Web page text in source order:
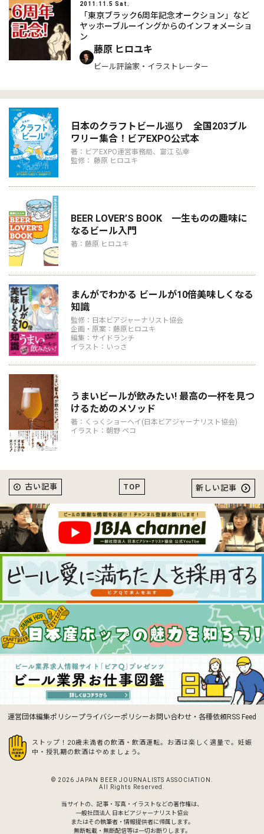
2011.11.5 Sat.
「東京ブラック6周年記念オークション」など
ヤッホーブルーイングからのインフォメーショ
ン
藤原 ヒロユキ
ビール評論家・イラストレーター
日本のクラフトビール巡り 全国203ブル
ワリー集合！ビアEXPO公式本
著：ビアEXPO運営事務局、富江 弘幸
監修： 藤原 ヒロユキ
BEER LOVER’S BOOK 一生ものの趣味に
なるビール入門
著：藤原 ヒロユキ
まんがでわかる ビールが10倍美味しくなる
知識
監修：日本ビアジャーナリスト協会
企画・原案：藤原ヒロユキ
編集：サイドランチ
イラスト：いっさ
うまいビールが飲みたい! 最高の一杯を見つ
けるためのメソッド
著：くっくショーヘイ(日本ビアジャーナリスト協会)
イラスト：朝野 ペコ
TOP
古い記事 新しい記事
運営団体編集ポリシープライバシーポリシーお問い合わせ・各種依頼RSS Feed
ストップ！20歳未満者の飲酒・飲酒運転。お酒は楽しく適量で。 妊娠
中・授乳期の飲酒はやめましょう。
© 2026 JAPAN BEER JOURNALISTS ASSOCIATION.
All Rights Reserved.
当サイトの、記事・写真・イラストなどの著作権は、
一般社団法人 日本ビアジャーナリスト協会
またはその執筆者・情報提供者に帰属します。
無断転載・無断配信等は一切お断りします。